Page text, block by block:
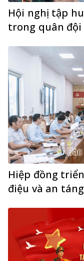
Hội nghị tập
trong quân đội
Hiệp đồng
điệu và an